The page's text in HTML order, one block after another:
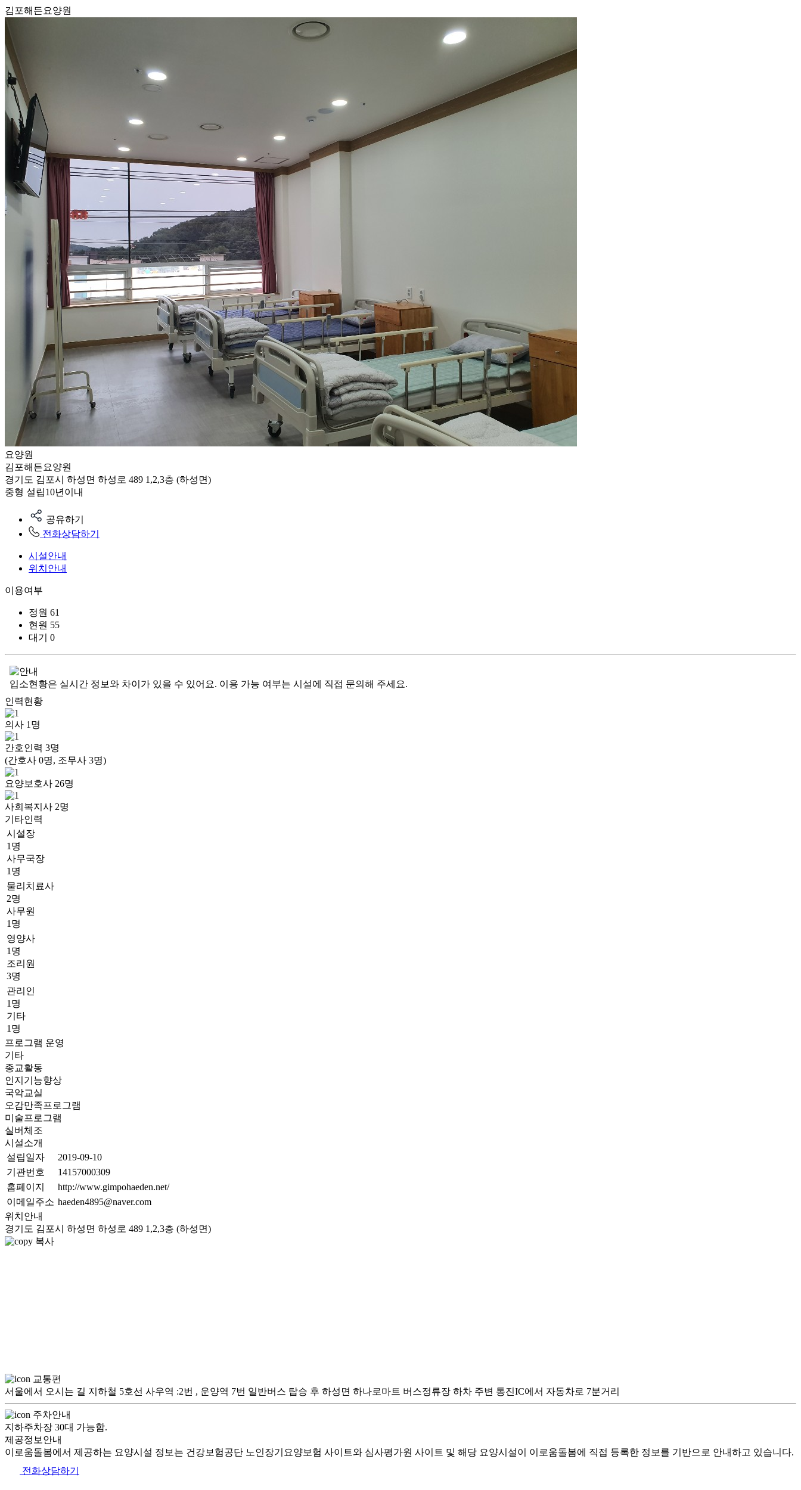
김포해든요양원
요양원
김포해든요양원
경기도 김포시 하성면 하성로 489 1,2,3층 (하성면)
중형 설립10년이내
공유하기
전화상담하기
시설안내
위치안내
이용여부
정원 61
현원 55
대기
0
입소현황은 실시간 정보와 차이가 있을 수 있어요. 이용 가능 여부는 시설에 직접 문의해 주세요.
인력현황
의사 1 명
간호인력 3명
(간호사 0명, 조무사 3명)
요양보호사 26명
사회복지사 2명
기타인력
시설장
1명
사무국장
1명
물리치료사
2명
사무원
1명
영양사
1명
조리원
3명
관리인
1명
기타
1명
프로그램 운영
기타
종교활동
인지기능향상
국악교실
오감만족프로그램
미술프로그램
실버체조
시설소개
설립일자
2019-09-10
기관번호
14157000309
홈페이지
http://www.gimpohaeden.net/
이메일주소 haeden4895@naver.com
위치안내
경기도 김포시 하성면 하성로 489 1,2,3층 (하성면)
복사
교통편
서울에서 오시는 길 지하철 5호선 사우역 :2번 , 운양역 7번 일반버스 탑승 후 하성면 하나로마트 버스정류장 하차 주변 통진IC에서 자동차로 7분거리
주차안내
지하주차장 30대 가능함.
제공정보안내
이로움돌봄에서 제공하는 요양시설 정보는 건강보험공단 노인장기요양보험 사이트와 심사평가원 사이트 및 해당 요양시설이 이로움돌봄에 직접 등록한 정보를 기반으로 안내하고 있습니다.
전화상담하기